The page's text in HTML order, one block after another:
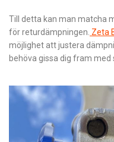
Till detta kan man matcha
för returdämpningen. Zeta
möjlighet att justera
behöva gissa dig fram med